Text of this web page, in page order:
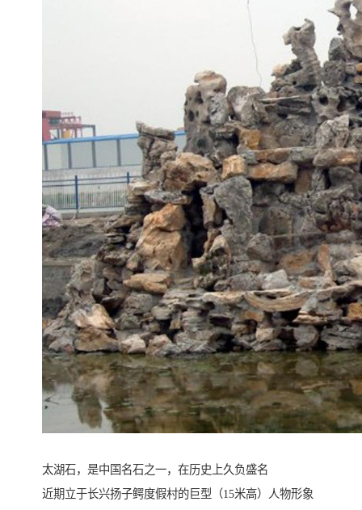
太湖石，是中国名石之一，在历史上久负盛名
近期立于长兴扬子鳄度假村的巨型（15米高）人物形象